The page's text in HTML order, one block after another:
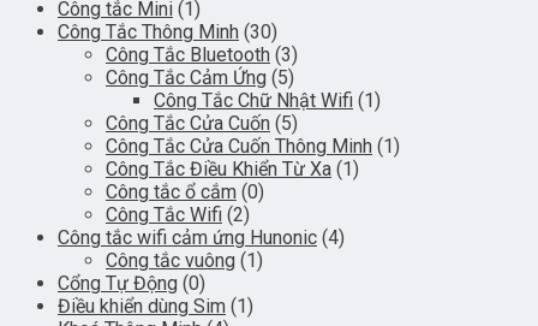
Công tắc Mini (1)
Công Tắc Thông Minh (30)
Công Tắc Bluetooth (3)
Công Tắc Cảm Ứng (5)
Công Tắc Chữ Nhật Wifi (1)
Công Tắc Cửa Cuốn (5)
Công Tắc Cửa Cuốn Thông Minh (1)
Công Tắc Điều Khiển Từ Xa (1)
Công tắc ổ cắm (0)
Công Tắc Wifi (2)
Công tắc wifi cảm ứng Hunonic (4)
Công tắc vuông (1)
Cổng Tự Động (0)
Điều khiển dùng Sim (1)